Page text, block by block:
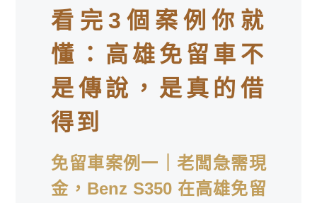
看完3個案例你就
懂：高雄免留車不
是傳說，是真的借
得到
免留車案例一 ｜老闆急需現
金，Benz S350 在高雄免留